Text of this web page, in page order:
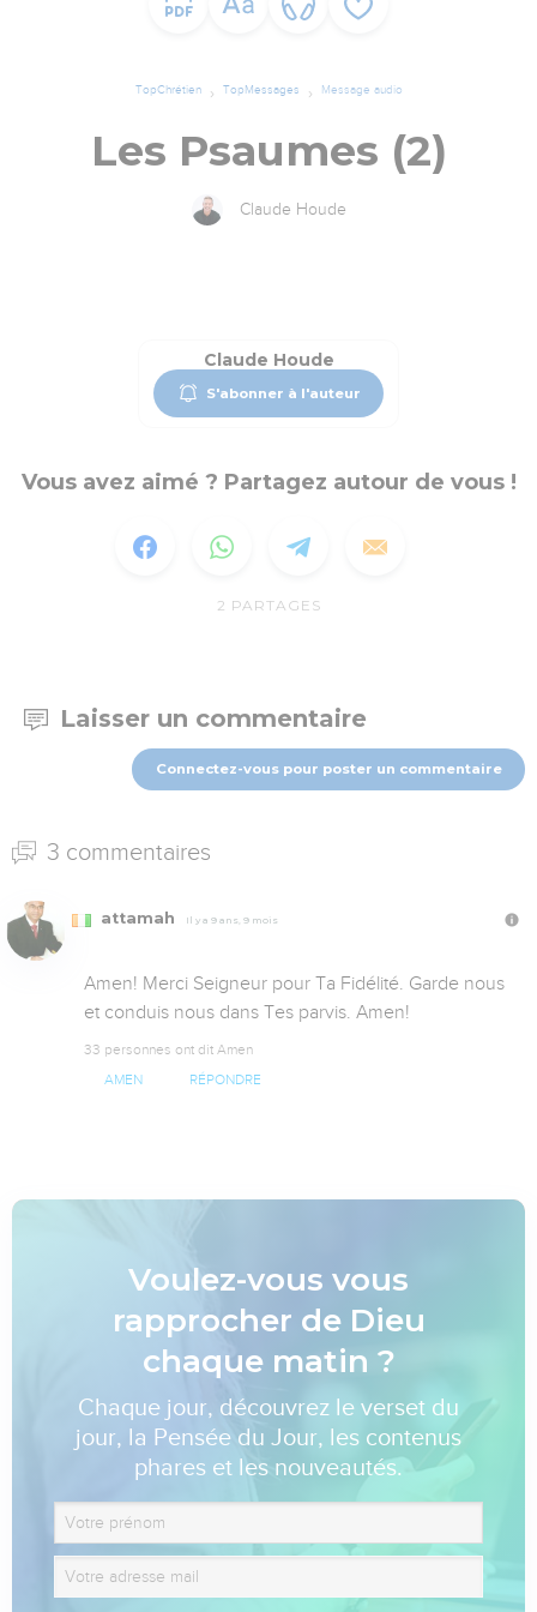
TopChrétien TopMessages Message audio
Les Psaumes (2)
Claude Houde
Claude Houde
S'abonner à l'auteur
Vous avez aimé ? Partagez autour de vous !
2 PARTAGES
Laisser un commentaire
Connectez-vous pour poster un commentaire
3 commentaires
attamah Il y a 9 ans, 9 mois
Amen! Merci Seigneur pour Ta Fidélité. Garde nous
et conduis nous dans Tes parvis. Amen!
33 personnes ont dit Amen
AMEN RÉPONDRE
Voulez-vous vous
rapprocher de Dieu
chaque matin ?
Chaque jour, découvrez le verset du
jour, la Pensée du Jour, les contenus
phares et les nouveautés.